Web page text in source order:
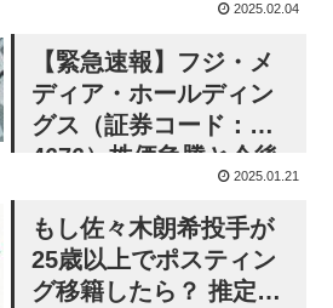
2025.02.04
【緊急速報】フジ・メ
ディア・ホールディン
グス（証券コード：
4676）株価急騰と今後
の投資シナリオをアク
ティビスト（物言う株
主）目線で考察
2025.01.21
もし佐々木朗希投手が
25歳以上でポスティン
グ移籍したら？ 推定さ